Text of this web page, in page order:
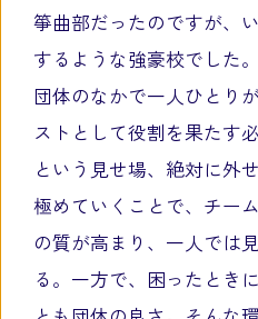
箏曲部だったのですが、
するような強豪校でした
団体のなかで一人ひとり
ストとして役割を果たす
という見せ場、絶対に外
極めていくことで、チー
の質が高まり、一人では
る。一方で、困ったとき